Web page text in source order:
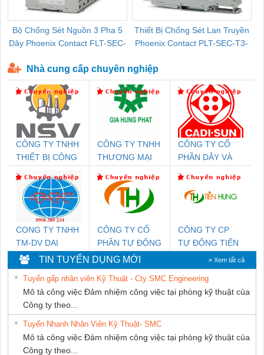
Bộ Chống Sét Nguồn 3 Pha 5
Dây Phoenix Contact FLT-SEC-
Thiết Bị Chống Sét Lan Truyền
Phoenix Contact PLT-SEC-T3-
Nhà cung cấp chuyên nghiệp
CÔNG TY TNHH
THIẾT BỊ CÔNG
SETSUBI VIỆT
NAM
CÔNG TY TNHH
THƯƠNG MẠI
THUẬT ĐIỆN CƠ
GIA HƯNG
CÔNG TY CỔ
PHẦN DÂY VÀ
THƯỢNG ĐÌNH
CONG TY TNHH
TM-DV DAI
DONG THANH
CÔNG TY CỔ
PHẦN TỰ ĐỘNG
TIẾN HƯNG
CÔNG TY CP
TỰ ĐỘNG TIẾN
TIN TUYỂN DỤNG MỚI » Xem tất cả
Tuyển gấp nhân viên Kỹ Thuật - Cty SMC Engineering
Mô tả công việc Đảm nhiệm công việc tại phòng kỹ thuật của
Công ty theo...
Tuyển Nhanh Nhân Viên Kỹ Thuật- SMC
Mô tả công việc Đảm nhiệm công việc tại phòng kỹ thuật của
Công ty theo...